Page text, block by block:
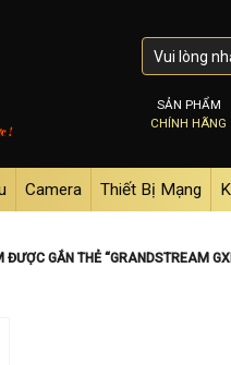
SẢN PHẨM
CHÍNH HÃNG
Camera Thiết Bị Mạng
ĐƯỢC GẮN THẺ “GRANDSTREAM